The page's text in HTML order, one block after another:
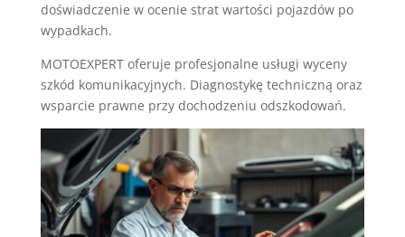
doświadczenie w ocenie strat wartości pojazdów po
wypadkach.
MOTOEXPERT oferuje profesjonalne usługi wyceny
szkód komunikacyjnych. Diagnostykę techniczną oraz
wsparcie prawne przy dochodzeniu odszkodowań.